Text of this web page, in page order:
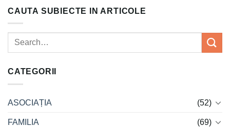
CAUTA SUBIECTE IN ARTICOLE
CATEGORII
ASOCIAȚIA (52)
FAMILIA (69)